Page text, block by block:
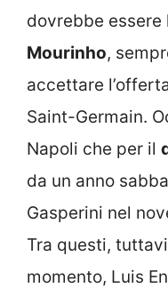
dovrebbe
Mourinho,
accettare
Saint-Germain.
Napoli che per il
da un anno
Gasperini nel
Tra questi,
momento, Luis